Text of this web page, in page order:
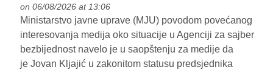
on 06/08/2026 at 13:06
Ministarstvo javne uprave (MJU) povodom povećanog
interesovanja medija oko situacije u Agenciji za sajber
bezbijednost navelo je u saopštenju za medije da
je Jovan Kljajić u zakonitom statusu predsjednika